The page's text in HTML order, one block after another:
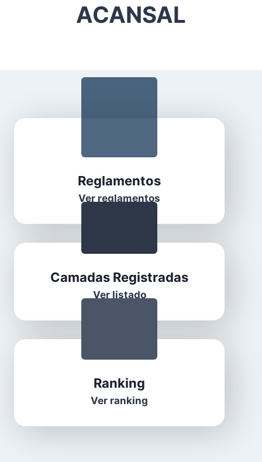
ACANSAL
Reglamentos
Ver reglamentos
Camadas Registradas
Ver listado
Ranking
Ver ranking